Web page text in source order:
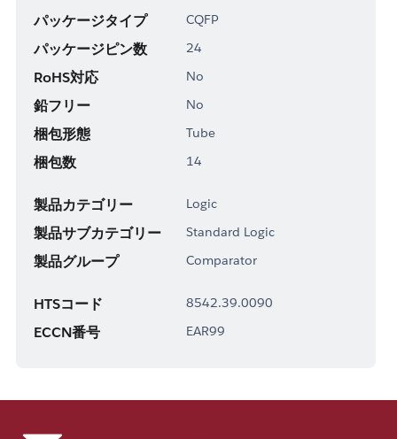
パッケージタイプ CQFP
パッケージピン数 24
RoHS対応 No
鉛フリー No
梱包形態 Tube
梱包数 14
製品カテゴリー Logic
製品サブカテゴリー Standard Logic
製品グループ Comparator
HTSコード 8542.39.0090
ECCN番号 EAR99